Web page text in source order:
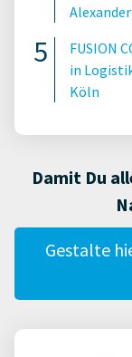
FUSION
in
Köln
Damit Du
Gestalte